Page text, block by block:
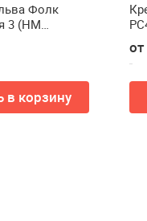
Фолк
3 (НМ
01+НМ
в корзину